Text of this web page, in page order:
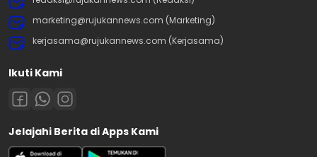
marketing@rujukannews.com (Marketing)
kerjasama@rujukannews.com (Kerjasama)
Ikuti Kami
Jelajahi Berita di Apps Kami